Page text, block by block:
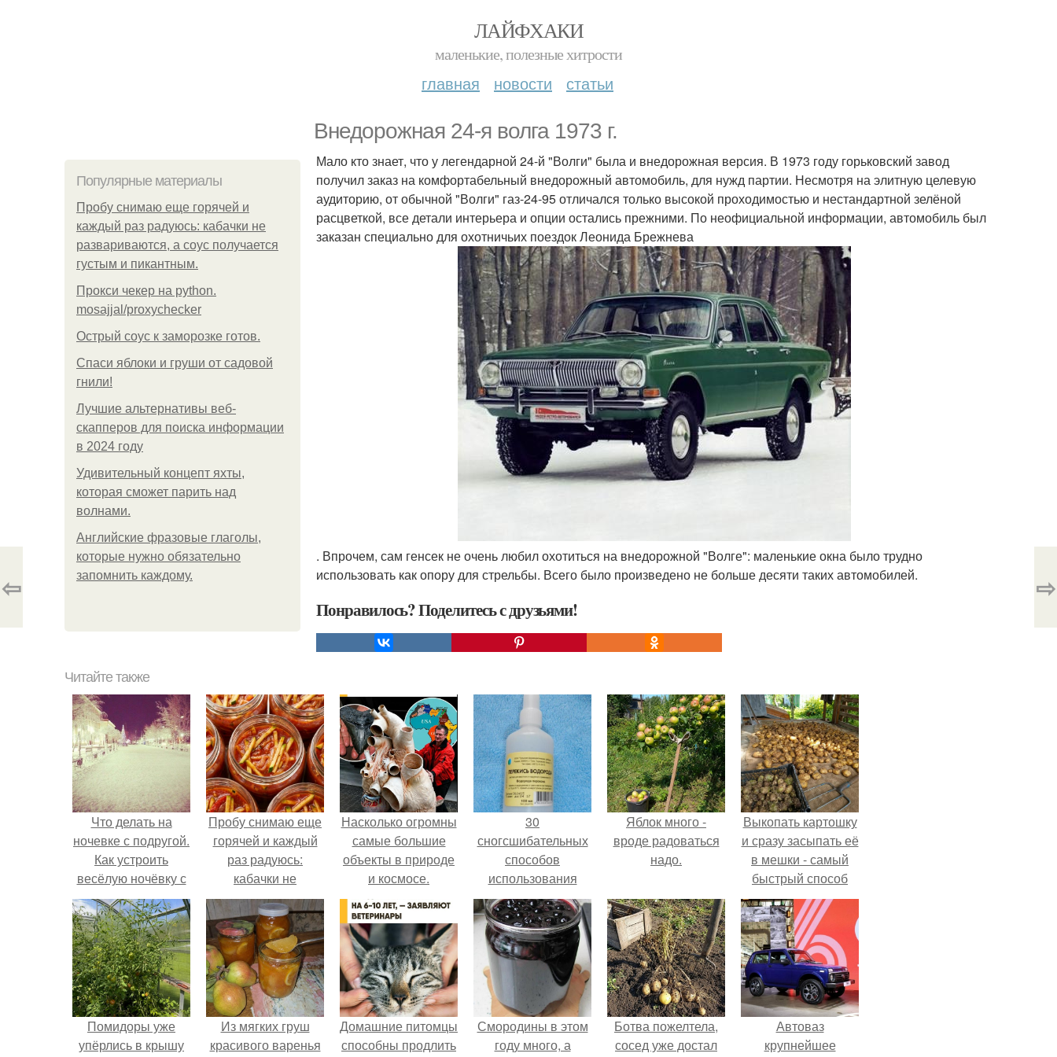
ЛАЙФХАКИ
маленькие, полезные хитрости
главная новости статьи
Внедорожная 24-я волга 1973 г.
Популярные материалы
Пробу снимаю еще горячей и
каждый раз радуюсь: кабачки не
развариваются, а соус получается
густым и пикантным.
Прокси чекер на python.
mosajjal/proxychecker
Острый соус к заморозке готов.
Спаси яблоки и груши от садовой
гнили!
Лучшие альтернативы веб-
скапперов для поиска информации
в 2024 году
Удивительный концепт яхты,
которая сможет парить над
волнами.
Английские фразовые глаголы,
которые нужно обязательно
запомнить каждому.
Мало кто знает, что у легендарной 24-й "Волги" была и внедорожная версия. В 1973 году горьковский завод
получил заказ на комфортабельный внедорожный автомобиль, для нужд партии. Несмотря на элитную целевую
аудиторию, от обычной "Волги" газ-24-95 отличался только высокой проходимостью и нестандартной зелёной
расцветкой, все детали интерьера и опции остались прежними. По неофициальной информации, автомобиль был
заказан специально для охотничьих поездок Леонида Брежнева
. Впрочем, сам генсек не очень любил охотиться на внедорожной "Волге": маленькие окна было трудно
использовать как опору для стрельбы. Всего было произведено не больше десяти таких автомобилей.
Понравилось? Поделитесь с друзьями!
⇦ ⇨
Читайте также
Что делать на
ночевке с подругой.
Как устроить
весёлую ночёвку с
подружками
Пробу снимаю еще
горячей и каждый
раз радуюсь:
кабачки не
развариваются, а
соус получается
густым и
пикантным.
Насколько огромны
самые большие
объекты в природе
и космосе.
30
сногсшибательных
способов
использования
перекиси водорода,
о которых вы
должны знать!
Яблок много -
вроде радоваться
надо.
Выкопать картошку
и сразу засыпать её
в мешки - самый
быстрый способ
спрятать вместе с
урожаем гниль,
порезы и больные
клубни.
Помидоры уже
упёрлись в крышу
Из мягких груш
красивого варенья
Домашние питомцы
способны продлить
Смородины в этом
году много, а
Ботва пожелтела,
сосед уже достал
Автоваз
крупнейшее